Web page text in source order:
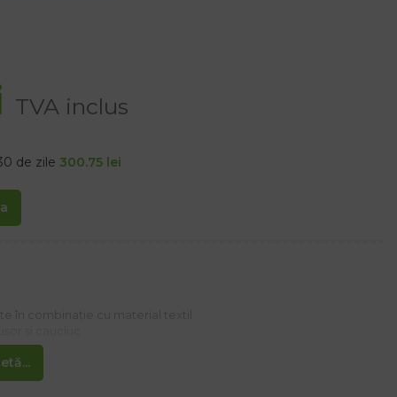
TVA inclus
de zile 300.75 lei
în combinație cu material textil